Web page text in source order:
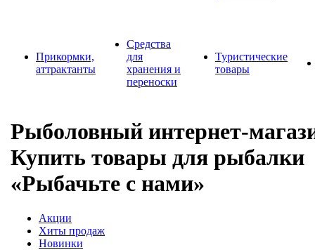
Прикормки,
аттрактанты
Средства
для
хранения и
переноски
Туристические
товары
Рыболовный интернет-
Купить товары для рыбалки
«Рыбачьте с нами»
Акции
Хиты продаж
Новинки